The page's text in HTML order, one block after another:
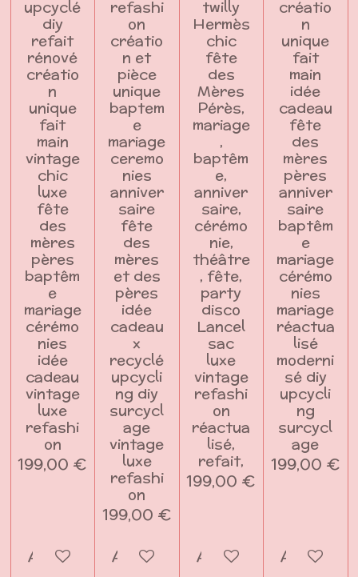
upcyclé
diy
refait
rénové
créatio
n
unique
fait
main
vintage
chic
luxe
fête
des
mères
pères
baptêm
e
mariage
cérémo
nies
idée
cadeau
vintage
luxe
refashi
on
199,00 €
Ajouter au panier
refashi
on
créatio
n et
pièce
unique
baptem
e
mariage
ceremo
nies
anniver
saire
fête
des
mères
et des
pères
idée
cadeau
x
recyclé
upcycli
ng diy
surcycl
age
vintage
luxe
refashi
on
199,00 €
Ajouter au panier
twilly
Hermès
chic
fête
des
Mères
Pérès,
mariage
,
baptêm
e,
anniver
saire,
cérémo
nie,
théâtre
, fête,
party
disco
Lancel
sac
luxe
vintage
refashi
on
réactua
lisé,
refait,
199,00 €
Ajouter au panier
créatio
n
unique
fait
main
idée
cadeau
fête
des
mères
pères
anniver
saire
baptêm
e
mariage
cérémo
nies
mariage
réactua
lisé
moderni
sé diy
upcycli
ng
surcycl
age
199,00 €
Ajouter